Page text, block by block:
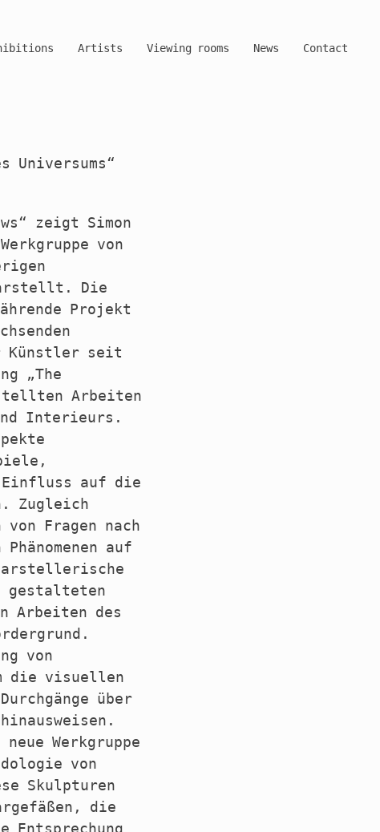
Artists Viewing rooms News Contact
Universums“
zeigt Simon
von
Die
Projekt
Künstler seit
„The
Arbeiten
Interieurs.
Einfluss auf die
Zugleich
Fragen nach
auf
gestalteten
Arbeiten des
von
die visuellen
über
Werkgruppe
von
Skulpturen
die
Entsprechung